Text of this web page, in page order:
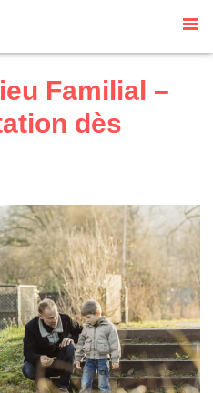
Familial –
dès